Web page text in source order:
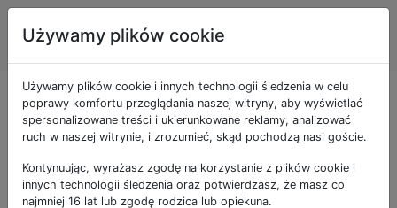
Projekt
graficzny
Pytania otagowane
jako png
Pytania dotyczące bezstratnego formatu grafiki
Używamy plików cookie
Używamy plików cookie i innych technologii śledzenia w celu
poprawy komfortu przeglądania naszej witryny, aby wyświetlać
spersonalizowane treści i ukierunkowane reklamy, analizować
ruch w naszej witrynie, i zrozumieć, skąd pochodzą nasi goście.
Kontynuując, wyrażasz zgodę na korzystanie z plików cookie i
innych technologii śledzenia oraz potwierdzasz, że masz co
najmniej 16 lat lub zgodę rodzica lub opiekuna.